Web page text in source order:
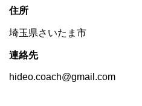
住所
埼玉県さいたま市
連絡先
hideo.coach@gmail.com